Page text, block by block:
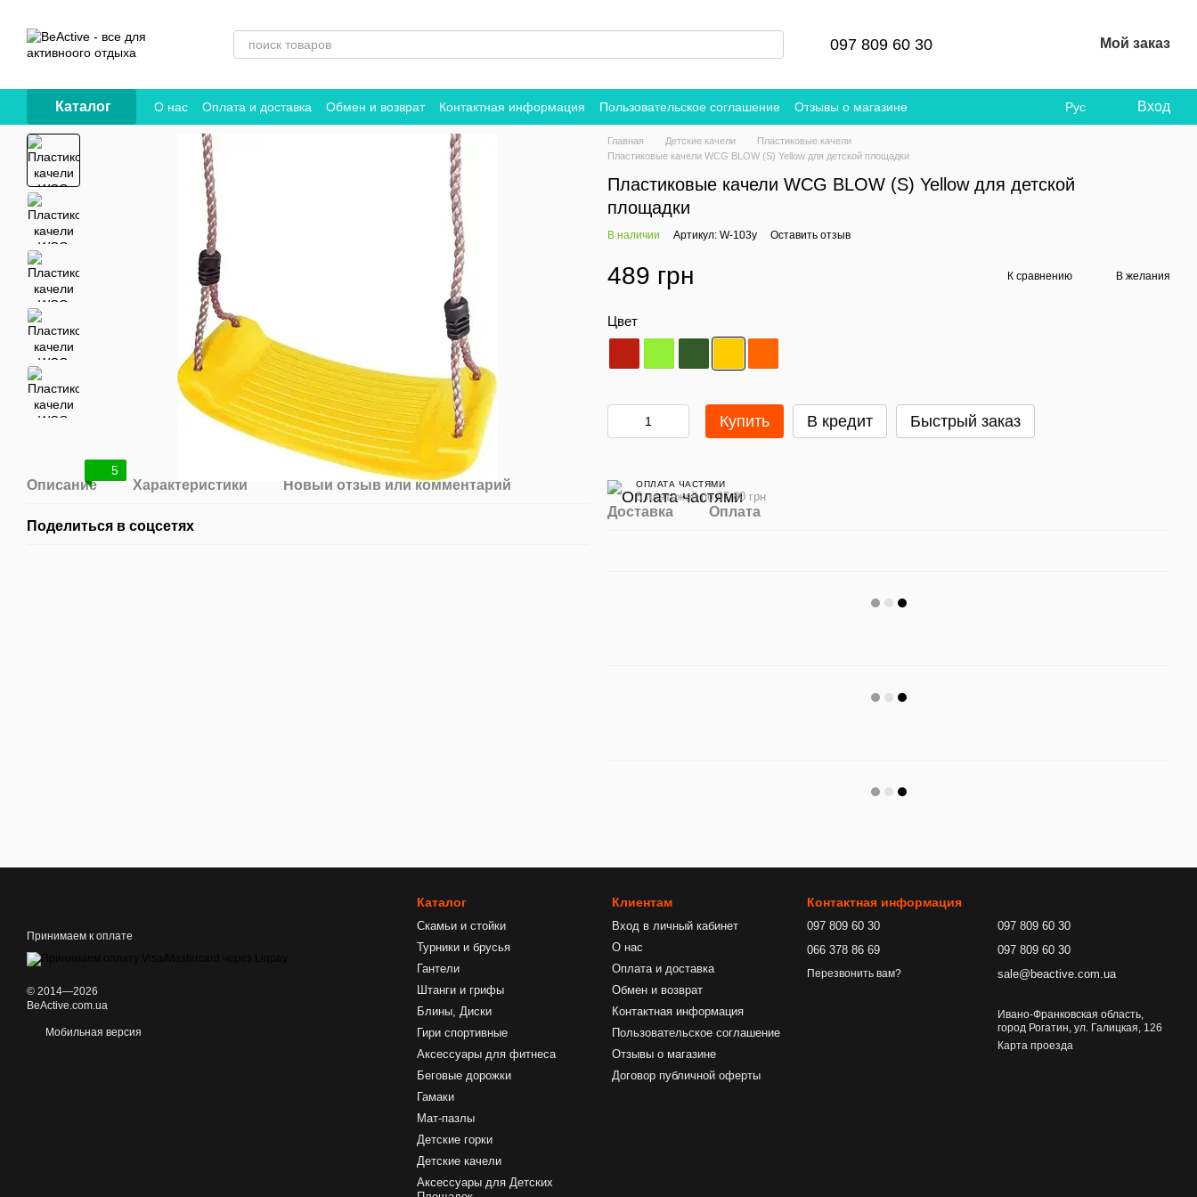
097 809 60 30 Мой заказ
Каталог О нас Оплата и доставка Обмен и возврат Контактная информация Пользовательское соглашение
Отзывы о магазине
Договор публичной оферты
Рус Вход
5
Описание Характеристики Новый отзыв или комментарий
Поделиться в соцсетях
Главная Детские качели
Пластиковые качели
Пластиковые качели WCG BLOW (S) Yellow для детской площадки
Пластиковые качели WCG BLOW (S) Yellow для детской
площадки
В наличии Артикул: W-103y Оставить отзыв
489 грн К сравнению В желания
Цвет
Купить В кредит Быстрый заказ
ОПЛАТА ЧАСТЯМИ
5 платежей по 97.80 грн
Доставка Оплата
Принимаем к оплате
© 2014—2026
BeActive.com.ua
Мобильная версия
Каталог
Скамьи и стойки
Турники и брусья
Гантели
Штанги и грифы
Блины, Диски
Гири спортивные
Аксессуары для фитнеса
Беговые дорожки
Гамаки
Мат-пазлы
Детские горки
Детские качели
Аксессуары для Детских
Клиентам
Вход в личный кабинет
О нас
Оплата и доставка
Обмен и возврат
Контактная информация
Пользовательское соглашение
Отзывы о магазине
Договор публичной оферты
Контактная информация
097 809 60 30
066 378 86 69
Перезвонить вам?
097 809 60 30
097 809 60 30
sale@beactive.com.ua
Ивано-Франковская область,
город Рогатин, ул. Галицкая, 126
Карта проезда